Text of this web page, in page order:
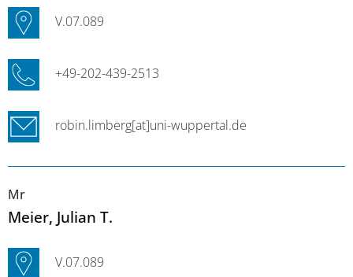
V.07.089
+49-202-439-2513
robin.limberg[at]uni-wuppertal.de
Mr
Meier, Julian T.
V.07.089